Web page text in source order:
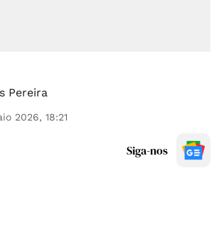
Pereira
2026, 18:21
Siga-nos